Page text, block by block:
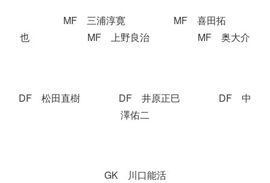
MF 三浦淳寛 MF 喜田拓
也 MF 上野良治 MF 奥大介
DF 松田直樹 DF 井原正巳 DF 中
澤佑二
GK 川口能活